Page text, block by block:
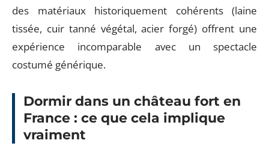
des matériaux historiquement cohérents (laine
tissée, cuir tanné végétal, acier forgé) offrent une
expérience incomparable avec un spectacle
costumé générique.
Dormir dans un château fort en
France : ce que cela implique
vraiment